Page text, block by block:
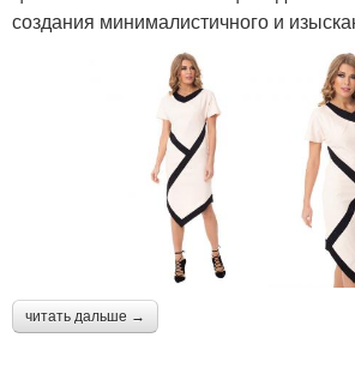
создания минималистичного и
читать дальше →